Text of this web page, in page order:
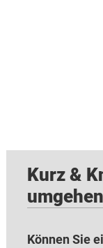
Kurz &
umgehen
Können Sie